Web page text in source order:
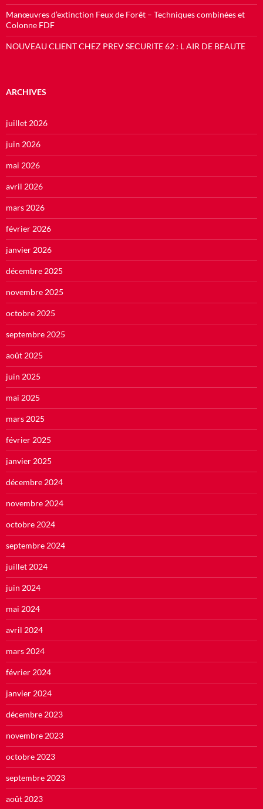
Manœuvres d’extinction Feux de Forêt – Techniques combinées et
Colonne FDF
NOUVEAU CLIENT CHEZ PREV SECURITE 62 : L AIR DE BEAUTE
ARCHIVES
juillet 2026
juin 2026
mai 2026
avril 2026
mars 2026
février 2026
janvier 2026
décembre 2025
novembre 2025
octobre 2025
septembre 2025
août 2025
juin 2025
mai 2025
mars 2025
février 2025
janvier 2025
décembre 2024
novembre 2024
octobre 2024
septembre 2024
juillet 2024
juin 2024
mai 2024
avril 2024
mars 2024
février 2024
janvier 2024
décembre 2023
novembre 2023
octobre 2023
septembre 2023
août 2023